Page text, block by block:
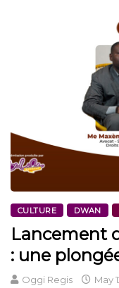
CULTURE DWAN
Lancement
: une
Oggi Regis May